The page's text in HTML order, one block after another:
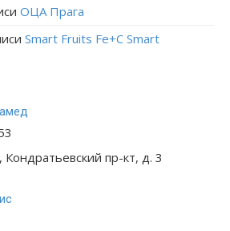
ОЦА Прага
Smart Fruits Fe+C Smart
пр-кт, д. 3